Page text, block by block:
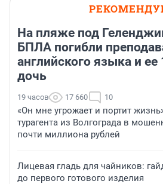
На пляже под
БПЛА погибли
английского языка и ее
дочь
19 часов 17 660 10
«Он мне угрожает и портит
турагента из Волгограда в
почти миллиона рублей
Лицевая гладь для чайников:
до первого готового изделия